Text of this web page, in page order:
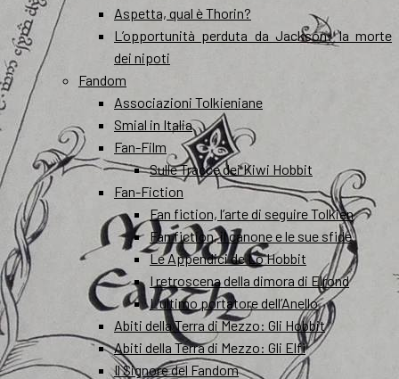
Aspetta, qual è Thorin?
L’opportunità perduta da Jackson: la morte
dei nipoti
Fandom
Associazioni Tolkieniane
Smial in Italia
Fan-Film
Sulle Tracce dei Kiwi Hobbit
Fan-Fiction
Fan fiction, l’arte di seguire Tolkien
Fan fiction, il canone e le sue sfide
Le Appendici de Lo Hobbit
I retroscena della dimora di Elrond
L’ultimo portatore dell’Anello
Abiti della Terra di Mezzo: Gli Hobbit
Abiti della Terra di Mezzo: Gli Elfi
Il Signore del Fandom